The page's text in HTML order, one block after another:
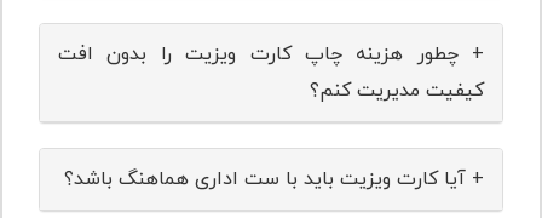
+ چطور هزینه چاپ کارت ویزیت را بدون افت
کیفیت مدیریت کنم؟
+ آیا کارت ویزیت باید با ست اداری هماهنگ باشد؟